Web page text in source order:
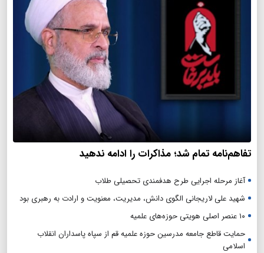
تفاهم‌نامه تمام شد؛ مذاکرات را ادامه ندهید
آغاز مرحله اجرایی طرح هدفمندی تحصیلی طلاب
شهید علی لاریجانی الگوی دانش، مدیریت، معنویت و ارادت به رهبری بود
۱۰ عنصر اصلی هویتی حوزه‌های علمیه
حمایت قاطع جامعه مدرسین حوزه علمیه قم از سپاه پاسداران انقلاب
اسلامی